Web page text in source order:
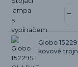
Globo
kovové